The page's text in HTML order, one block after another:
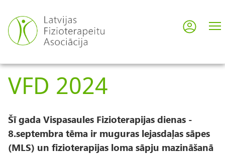
uz
galveno
saturu
User
VFD 2024
Šī gada Vispasaules Fizioterapijas dienas -
8.septembra tēma ir muguras lejasdaļas sāpes
(MLS) un fizioterapijas loma sāpju mazināšanā